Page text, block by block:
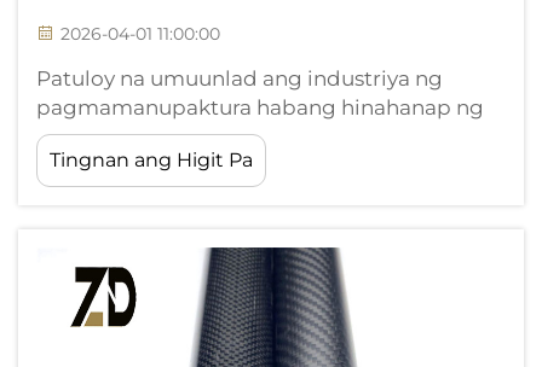
2026-04-01 11:00:00
Patuloy na umuunlad ang industriya ng
pagmamanupaktura habang hinahanap ng
mga inhinyero ang mas magaan, mas
matibay, at mas durable na mga materyales
para sa iba’t ibang aplikasyon. Ang
maraming layunin sa iba’t ibang industriya sa
loob ng ilang dekada, ngunit ang emerging
na composite tech...
Tingnan ang Higit Pa